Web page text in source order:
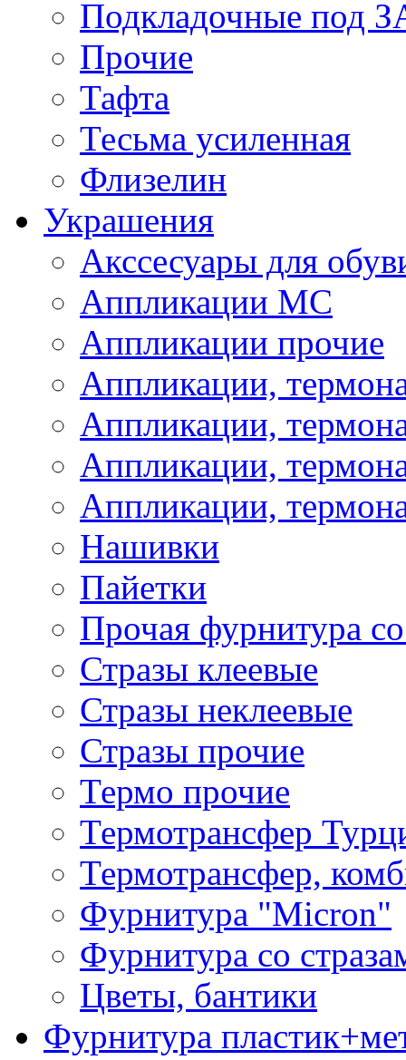
Подкладочные под
Прочие
Тафта
Тесьма усиленная
Флизелин
Украшения
Акссесуары для
Аппликации МС
Аппликации прочие
Аппликации,
Аппликации,
Аппликации,
Аппликации,
Нашивки
Пайетки
Прочая фурнитура
Стразы клеевые
Стразы неклеевые
Стразы прочие
Термо прочие
Термотрансфер
Термотрансфер,
Фурнитура "Micron"
Фурнитура со
Цветы, бантики
Фурнитура